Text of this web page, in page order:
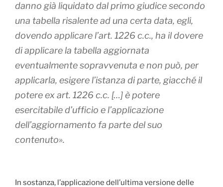
danno già liquidato dal primo giudice secondo
una tabella risalente ad una certa data, egli,
dovendo applicare l’art. 1226 c.c., ha il dovere
di applicare la tabella aggiornata
eventualmente sopravvenuta e non può, per
applicarla, esigere l’istanza di parte, giacché il
potere ex art. 1226 c.c. […] è potere
esercitabile d’ufficio e l’applicazione
dell’aggiornamento fa parte del suo
contenuto».
In sostanza, l’applicazione dell’ultima versione delle